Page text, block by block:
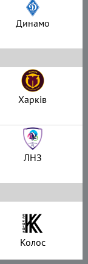
Динамо
Харків
ЛНЗ
Колос